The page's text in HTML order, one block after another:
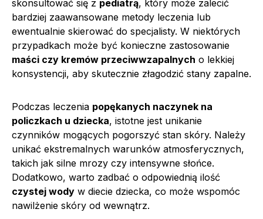
skonsultować się z pediatrą, który może zalecić
bardziej zaawansowane metody leczenia lub
ewentualnie skierować do specjalisty. W niektórych
przypadkach może być konieczne zastosowanie
maści czy kremów przeciwwzapalnych o lekkiej
konsystencji, aby skutecznie złagodzić stany zapalne.
Podczas leczenia popękanych naczynek na
policzkach u dziecka, istotne jest unikanie
czynników mogących pogorszyć stan skóry. Należy
unikać ekstremalnych warunków atmosferycznych,
takich jak silne mrozy czy intensywne słońce.
Dodatkowo, warto zadbać o odpowiednią ilość
czystej wody w diecie dziecka, co może wspomóc
nawilżenie skóry od wewnątrz.